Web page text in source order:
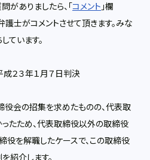
ありましたら、「コメント」欄
士がコメントさせて頂きます。みな
ています。
２３年１月７日判決
会の招集を求めたものの、代表取
たため、代表取締役以外の取締役
役を解職したケースで、この取締役
紹介します。